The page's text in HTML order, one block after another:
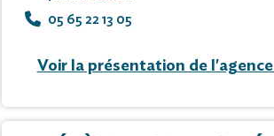
05 65 22 13 05
Voir la présentation de l'agence